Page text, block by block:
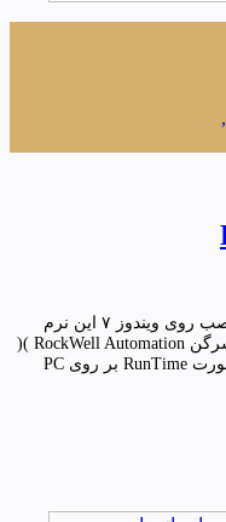
نرم افزار RsView32 v7.50 ورژن ۷.۵ قابل نصب روی ویندوز ۷ این نرم
افزار یک نرم افزار مانیتورینگ و اسکادا از شرگن RockWell Automation )(
آلن بردلی) جهت مانیتورینگ و اسکاردا به صورت RunTime بر روی PC